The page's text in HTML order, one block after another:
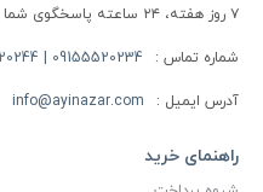
۷ روز هفته، ۲۴ ساعته پاسخگوی شما هستیم.
شماره تماس : 09155520234 | 09155520244
آدرس ایمیل : info@ayinazar.com
راهنمای خرید